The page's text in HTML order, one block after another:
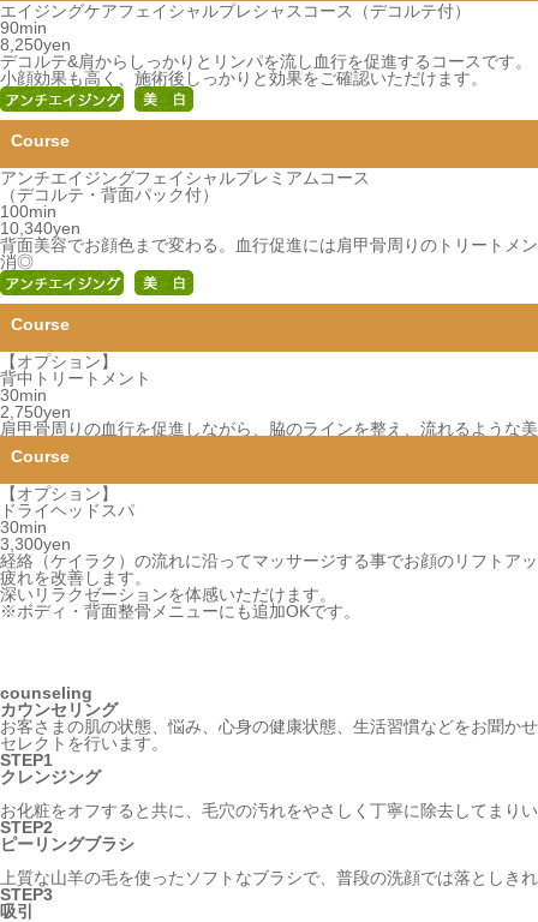
エイジングケアフェイシャルプレシャスコース（デコルテ付）
90min
8,250yen
デコルテ&肩からしっかりとリンパを流し血行を促進するコースです。
小顔効果も高く、施術後しっかりと効果をご確認いただけます。
アンチエイジングフェイシャルプレミアムコース
（デコルテ・背面パック付）
100min
10,340yen
背面美容でお顔色まで変わる。血行促進には肩甲骨周りのトリートメ
消◎
【オプション】
背中トリートメント
30min
2,750yen
肩甲骨周りの血行を促進しながら、脇のラインを整え、流れるような
【オプション】
ドライヘッドスパ
30min
3,300yen
経絡（ケイラク）の流れに沿ってマッサージする事でお顔のリフトア
疲れを改善します。
深いリラクゼーションを体感いただけます。
※ボディ・背面整骨メニューにも追加OKです。
counseling
カウンセリング
お客さまの肌の状態、悩み、心身の健康状態、生活習慣などをお聞か
セレクトを行います。
STEP1
クレンジング
お化粧をオフすると共に、毛穴の汚れをやさしく丁寧に除去してまり
STEP2
ピーリングブラシ
上質な山羊の毛を使ったソフトなブラシで、普段の洗顔では落とし
STEP3
吸引